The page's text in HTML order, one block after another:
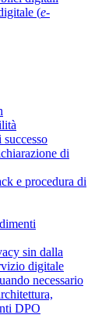
(e-
di
e procedura di
sin dalla
digitale
necessario
DPO